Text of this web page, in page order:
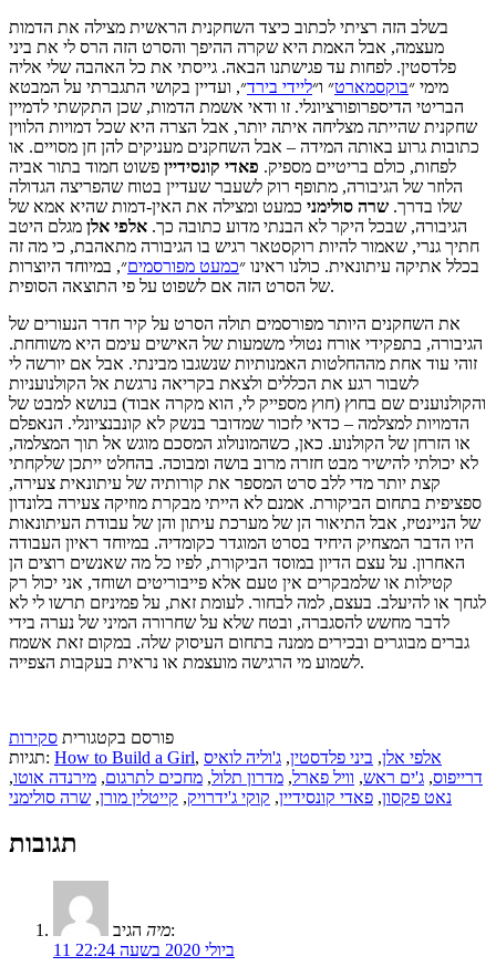
בשלב הזה רציתי לכתוב כיצד השחקנית הראשית מצילה את הדמות
מעצמה, אבל האמת היא שקרה ההיפך והסרט הזה הרס לי את ביני
פלדסטין. לפחות עד פגישתנו הבאה. גייסתי את כל האהבה שלי אליה
מימי ״בוקסמארט״ ו״ליידי בירד״, ועדיין בקושי התגברתי על המבטא
הבריטי הדיספרופורציונלי. זו ודאי אשמת הדמות, שכן התקשתי לדמיין
שחקנית שהייתה מצליחה איתה יותר, אבל הצרה היא שכל דמויות הלווין
כתובות גרוע באותה המידה – אבל השחקנים מעניקים להן חן מסויים. או
לפחות, כולם בריטיים מספיק. פאדי קונסידיין פשוט חמוד בתור אביה
הלוזר של הגיבורה, מתופף רוק לשעבר שעדיין בטוח שהפריצה הגדולה
שלו בדרך. שרה סולימני כמעט ומצילה את האין-דמות שהיא אמא של
הגיבורה, שבכל היקר לא הבנתי מדוע כתובה כך. אלפי אלן מגלם היטב
חתיך גנרי, שאמור להיות רוקסטאר רגיש בו הגיבורה מתאהבת, כי מה זה
בכלל אתיקה עיתונאית. כולנו ראינו ״כמעט מפורסמים״, במיוחד היוצרות
של הסרט הזה אם לשפוט על פי התוצאה הסופית.
את השחקנים היותר מפורסמים תולה הסרט על קיר חדר הנעורים של
הגיבורה, בתפקידי אורח נטולי משמעות של האישים עימם היא משוחחת.
זוהי עוד אחת מההחלטות האמנותיות שנשגבו מבינתי. אבל אם יורשה לי
לשבור רגע את הכללים ולצאת בקריאה נרגשת אל הקולנועניות
והקולנוענים שם בחוץ (חוץ מספייק לי, הוא מקרה אבוד) בנושא למבט של
הדמויות למצלמה – כדאי לזכור שמדובר בנשק לא קונבנציונלי. הנאפלם
או הזרחן של הקולנוע. כאן, כשהמונולוג המסכם מוגש אל תוך המצלמה,
לא יכולתי להישיר מבט חזרה מרוב בושה ומבוכה. בהחלט ייתכן שלקחתי
קצת יותר מדי ללב סרט המספר את קורותיה של עיתונאית צעירה,
ספציפית בתחום הביקורת. אמנם לא הייתי מבקרת מוזיקה צעירה בלונדון
של הניינטיז, אבל התיאור הן של מערכת עיתון והן של עבודת העיתונאות
היו הדבר המצחיק היחיד בסרט המוגדר כקומדיה. במיוחד ראיון העבודה
האחרון. על עצם הדיון במוסד הביקורת, לפיו כל מה שאנשים רוצים הן
קטילות או שלמבקרים אין טעם אלא פייבוריטים ושוחד, אני יכול רק
לגחך או להיעלב. בעצם, למה לבחור. לעומת זאת, על פמיניזם תרשו לי לא
לדבר מחשש להסגברה, ובטח שלא על שחרורה המיני של נערה בידי
גברים מבוגרים ובכירים ממנה בתחום העיסוק שלה. במקום זאת אשמח
לשמוע מי הרגישה מועצמת או נראית בעקבות הצפייה.
פורסם בקטגורית סקירות
תגיות: How to Build a Girl, אלפי אלן, ביני פלדסטין, ג'וליה לואיס
דרייפוס, ג'ים ראש, וויל פארל, מדרון תלול, מחכים לתרגום, מירנדה אוטו,
נאט פקסון, פאדי קונסידיין, קוקי ג'ידרויק, קייטלין מורן, שרה סולימני
תגובות
מיההגיב:
11 ביולי 2020 בשעה 22:24